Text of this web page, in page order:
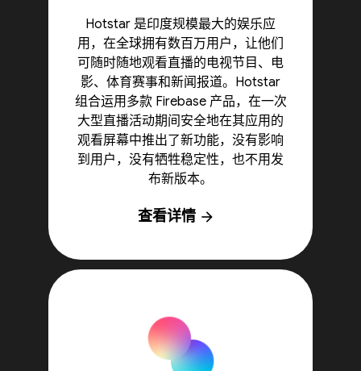
Hotstar 是印度规模最大的娱乐应
用，在全球拥有数百万用户，让他们
可随时随地观看直播的电视节目、电
影、体育赛事和新闻报道。Hotstar
组合运用多款 Firebase 产品，在一次
大型直播活动期间安全地在其应用的
观看屏幕中推出了新功能，没有影响
到用户，没有牺牲稳定性，也不用发
布新版本。
查看详情 arrow_forward